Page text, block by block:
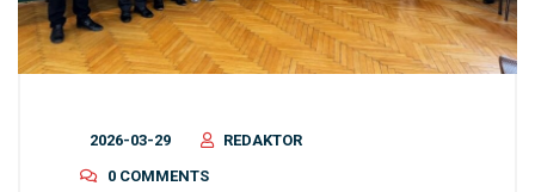
2026-03-29
REDAKTOR
0 COMMENTS